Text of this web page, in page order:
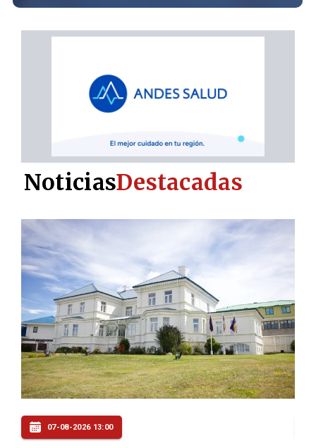
07-08-2026 13:00
NoticiasDestacadas